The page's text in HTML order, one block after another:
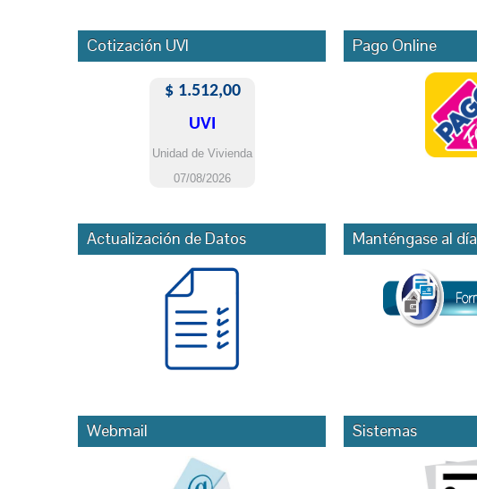
Cotización UVI Pago Online
Actualización de Datos Manténgase al día
Webmail Sistemas